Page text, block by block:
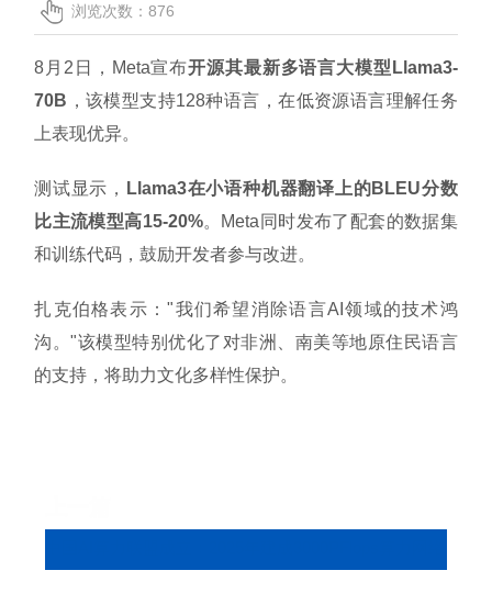
浏览次数：876
8月2日，Meta宣布开源其最新多语言大模型Llama3-
70B ，该模型支持128种语言，在低资源语言理解任务
上表现优异。
测试显示，
Llama3在小语种机器翻译上的BLEU分数
比主流模型高15-20%。Meta同时发布了配套的数据集
和训练代码，鼓励开发者参与改进。
扎克伯格表示："我们希望消除语言AI领域的技术鸿
沟。"该模型特别优化了对非洲、南美等地原住民语言
的支持，将助力文化多样性保护。